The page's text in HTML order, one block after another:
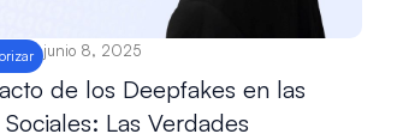
junio 8, 2025
de los Deepfakes en las
Las Verdades